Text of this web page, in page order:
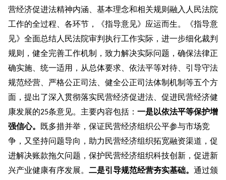
营经济促进法精神内涵、基本理念和相关规则融入人民法院
工作的全过程、各环节，《指导意见》应运而生。《指导意
见》全面总结人民法院审判执行工作实际，进一步细化裁判
规则，健全完善工作机制，致力解决实际问题，确保法律正
确实施、统一适用，从总体要求、依法平等对待、引导守法
规范经营、严格公正司法、健全公正司法体制机制等五个方
面，提出了深入贯彻落实民营经济促进法、促进民营经济健
康发展的25条意见。主要内容包括： 一是以依法平等保护增
强信心。
既多措并举，保证民营经济组织公平参与市场竞
争，又坚持问题导向，助力民营经济组织拓宽融资渠道，促
进解决账款拖欠问题，保护民营经济组织科技创新，促进新
兴产业健康有序发展。 二是引导规范经营夯实基础。 通过颁